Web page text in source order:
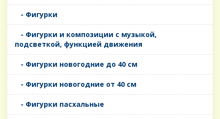
- Фигурки
- Фигурки и композиции с музыкой,
подсветкой, функцией движения
- Фигурки новогодние до 40 см
- Фигурки новогодние от 40 см
- Фигурки пасхальные